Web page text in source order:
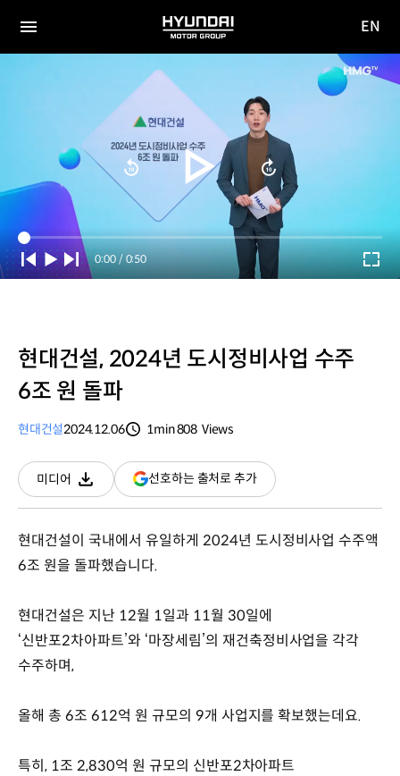
전체
HYUNDAI
MOTOR
GROUP
사이
이동
EN
Current
Time
0:00 / Duration
0:50
현대건설, 2024년 도시정비사업 수주
6조 원 돌파
현대건설2024.12.06
1min808 Views
미디어
다운로드
선호하는 출처로 추가(새
창
현대건설이 국내에서 유일하게 2024년 도시정비사업 수주액
6조 원을 돌파했습니다.
현대건설은 지난 12월 1일과 11월 30일에
‘신반포2차아파트’와 ‘마장세림’의 재건축정비사업을 각각
수주하며,
올해 총 6조 612억 원 규모의 9개 사업지를 확보했는데요.
특히, 1조 2,830억 원 규모의 신반포2차아파트